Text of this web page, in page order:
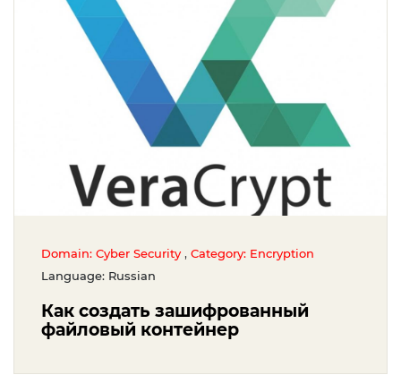
Domain: Cyber Security , Category: Encryption
Language: Russian
Как создать зашифрованный
файловый контейнер